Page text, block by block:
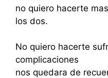
no quiero hacerte
los dos.
No quiero hacerte
complicaciones
nos quedara de